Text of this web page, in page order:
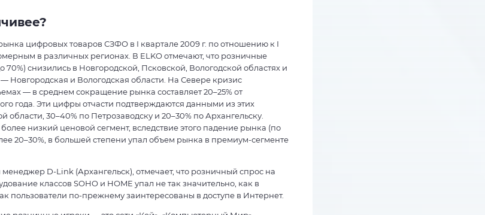
цифровых товаров СЗФО в I квартале 2009 г. по отношению к I
в различных регионах. В ELKO отмечают, что розничные
снизились в Новгородской, Псковской, Вологодской областях и
Новгородская и Вологодская области. На Севере кризис
— в среднем сокращение рынка составляет 20–25% от
года. Эти цифры отчасти подтверждаются данными из этих
области, 30–40% по Петрозаводску и 20–30% по Архангельску.
низкий ценовой сегмент, вследствие этого падение рынка (по
20–30%, в большей степени упал объем рынка в премиум-сегменте
D-Link (Архангельск), отмечает, что розничный спрос на
классов SOHO и HOME упал не так значительно, как в
пользователи по-прежнему заинтересованы в доступе в Интернет.